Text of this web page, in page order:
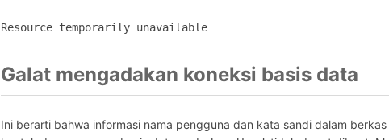
Resource temporarily unavailable
Galat mengadakan koneksi basis data
Ini berarti bahwa informasi nama pengguna dan kata sandi dalam berkas